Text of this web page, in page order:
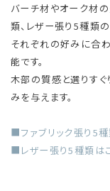
バーチ材やオーク材
類、レザー張り5種類
それぞれの好みに合
能です。
木部の質感と選りす
みを与えます。
■ファブリック張り5
■レザー張り5種類は